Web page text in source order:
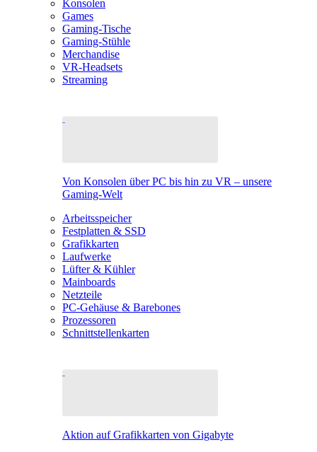
Konsolen
Games
Gaming-Tische
Gaming-Stühle
Merchandise
VR-Headsets
Streaming
Von Konsolen über PC bis hin zu VR – unsere
Gaming-Welt
Arbeitsspeicher
Festplatten & SSD
Grafikkarten
Laufwerke
Lüfter & Kühler
Mainboards
Netzteile
PC-Gehäuse & Barebones
Prozessoren
Schnittstellenkarten
Aktion auf Grafikkarten von Gigabyte